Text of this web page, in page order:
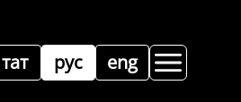
рус
тат eng